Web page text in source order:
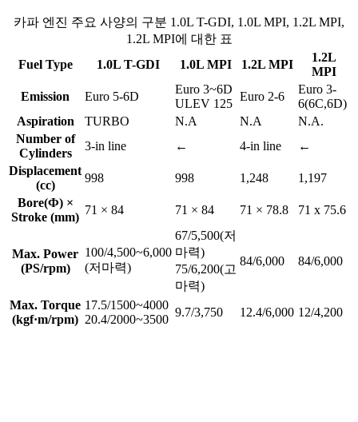
카파 엔진 주요 사양의 구분 1.0L T-GDI, 1.0L MPI, 1.2L MPI,
1.2L MPI에 대한 표
Fuel Type
1.0L T-GDI 1.0L MPI 1.2L MPI
1.2L
MPI
Emission
Euro 5-6D
Euro 3~6D
ULEV 125
Euro 2-6
Euro 3-
6(6C,6D)
Aspiration
TURBO N.A N.A
N.A.
Number of
Cylinders
3-in line ← 4-in line
←
Displacement
(cc)
998 998 1,248
1,197
Bore(Ф) ×
Stroke (mm)
71 × 84 71 × 84 71 × 78.8 71 x 75.6
Max. Power
(PS/rpm)
100/4,500~6,000
(저마력)
67/5,500(저
마력)
75/6,200(고
마력)
84/6,000 84/6,000
Max. Torque
(kgf·m/rpm)
17.5/1500~4000
20.4/2000~3500
9.7/3,750 12.4/6,000 12/4,200